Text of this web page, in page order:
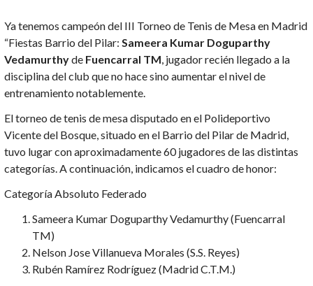
Ya tenemos campeón del III Torneo de Tenis de Mesa en Madrid
“Fiestas Barrio del Pilar:Sameera Kumar Doguparthy
Vedamurthyde Fuencarral TM, jugador recién llegado a la
disciplina del club que no hace sino aumentar el nivel de
entrenamiento notablemente.
El torneo de tenis de mesa disputado en el Polideportivo
Vicente del Bosque, situado en el Barrio del Pilar de Madrid,
tuvo lugar con aproximadamente 60 jugadores de las distintas
categorías. A continuación, indicamos el cuadro de honor:
Categoría Absoluto Federado
Sameera Kumar Doguparthy Vedamurthy (Fuencarral
TM)
Nelson Jose Villanueva Morales (S.S. Reyes)
Rubén Ramírez Rodríguez (Madrid C.T.M.)